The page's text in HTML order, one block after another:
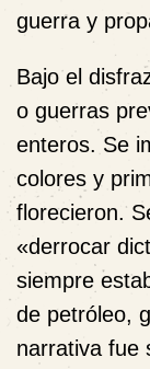
guerra y
Bajo el
o guerras
enteros. Se
colores y
florecieron.
«derrocar
siempre
de petróleo,
narrativa fue